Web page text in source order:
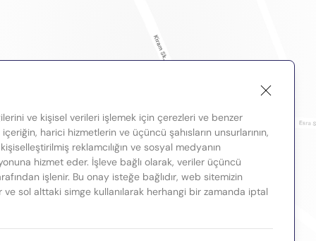
ve kişisel verileri işlemek için çerezleri ve benzer
harici hizmetlerin ve üçüncü şahısların unsurlarının,
reklamcılığın ve sosyal medyanın
hizmet eder. İşleve bağlı olarak, veriler üçüncü
işlenir. Bu onay isteğe bağlıdır, web sitemizin
ve sol alttaki simge kullanılarak herhangi bir zamanda iptal